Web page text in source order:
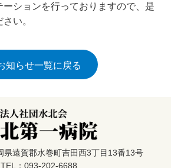
ーションを行っておりますので、是
い。
知らせ一覧に戻る
遠賀郡水巻町吉田西3丁目13番13号
TEL：093-202-6688